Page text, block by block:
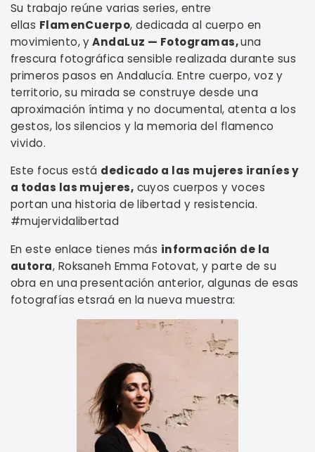
Su trabajo reúne varias series, entre
ellas FlamenCuerpo, dedicada al cuerpo en
movimiento, yAndaLuz — Fotogramas,una
frescura fotográfica sensible realizada durante sus
primeros pasos en Andalucía. Entre cuerpo, voz y
territorio, su mirada se construye desde una
aproximación íntima y no documental, atenta a los
gestos, los silencios y la memoria del flamenco
vivido.
Este focus está dedicado a las mujeres iraníes y
a todas las mujeres, cuyos cuerpos y voces
portan una historia de libertad y resistencia.
#mujervidalibertad
En este enlace tienes más información de la
autora, Roksaneh Emma Fotovat, y parte de su
obra en una presentación anterior, algunas de esas
fotografías etsraá en la nueva muestra: